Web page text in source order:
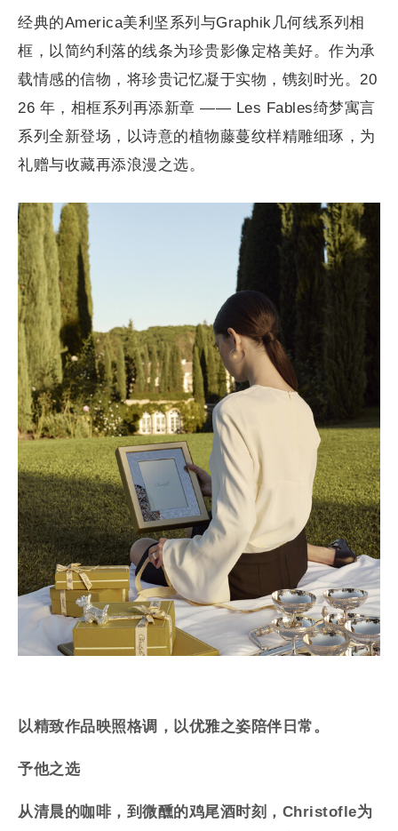
经典的America美利坚系列与Graphik几何线系列相
框，以简约利落的线条为珍贵影像定格美好。作为承
载情感的信物，将珍贵记忆凝于实物，镌刻时光。20
26 年，相框系列再添新章 —— Les Fables绮梦寓言
系列全新登场，以诗意的植物藤蔓纹样精雕细琢，为
礼赠与收藏再添浪漫之选。
以精致作品映照格调，以优雅之姿陪伴日常。
予他之选
从清晨的咖啡，到微醺的鸡尾酒时刻， Christofle为